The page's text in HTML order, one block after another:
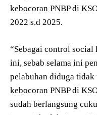
kebocoran PNBP di
2022 s.d 2025.
“Sebagai control social
ini, sebab selama ini
pelabuhan diduga tidak
kebocoran PNBP di
sudah berlangsung